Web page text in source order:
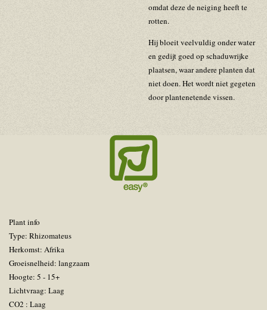
omdat deze de neiging heeft te
rotten.
Hij bloeit veelvuldig onder water
en gedijt goed op schaduwrijke
plaatsen, waar andere planten dat
niet doen. Het wordt niet gegeten
door plantenetende vissen.
Plant info
Type: Rhizomateus
Herkomst: Afrika
Groeisnelheid: langzaam
Hoogte: 5 - 15+
Lichtvraag: Laag
CO2 : Laag